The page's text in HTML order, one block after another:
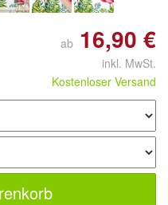
ab 16,90 €
inkl. MwSt.
Kostenloser Versand